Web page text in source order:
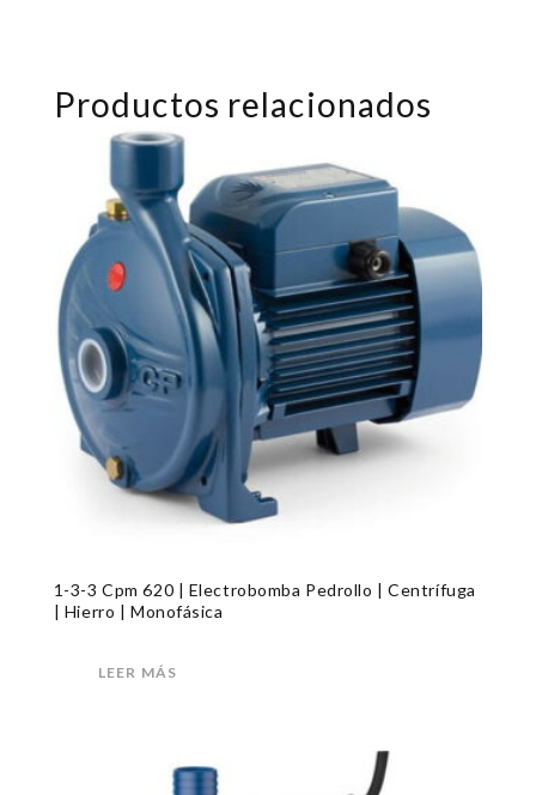
Productos relacionados
1-3-3 Cpm 620 | Electrobomba Pedrollo | Centrífuga
| Hierro | Monofásica
LEER MÁS